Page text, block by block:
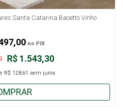
Santa Catarina Bacetto Vinho
R$ 1.543,30
R$ 128,61 sem juros
no PIX